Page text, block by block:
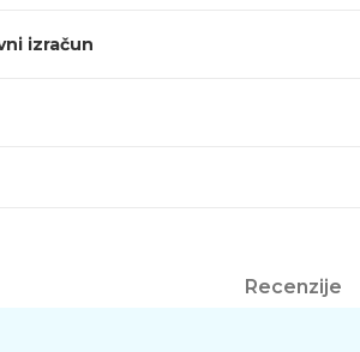
izračun
Recenzije